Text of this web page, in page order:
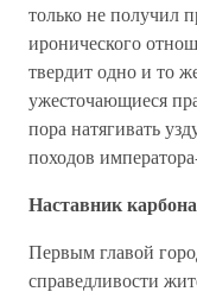
только не получил
иронического
твердит одно и то
ужесточающиеся
пора натягивать
походов
Наставник
Первым главой
справедливости